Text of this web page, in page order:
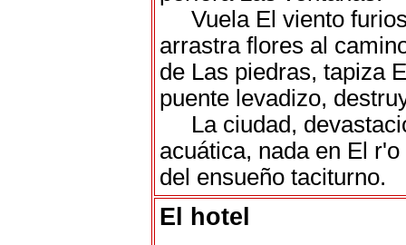
Vuela El viento
arrastra flores al
de Las piedras, tapiza
puente levadizo,
La ciudad,
acuática, nada en El r'o
del ensueño taciturno.
El hotel